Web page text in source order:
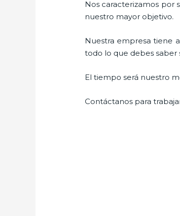
Nos caracterizamos por
nuestro mayor objetivo.
Nuestra empresa tiene
todo lo que debes saber
El tiempo será nuestro
Contáctanos para